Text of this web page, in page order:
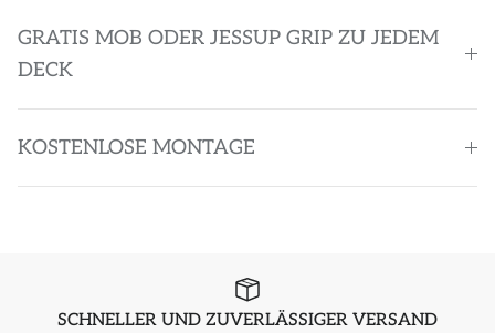
GRATIS MOB ODER JESSUP GRIP ZU JEDEM
DECK
KOSTENLOSE MONTAGE
SCHNELLER UND ZUVERLÄSSIGER VERSAND